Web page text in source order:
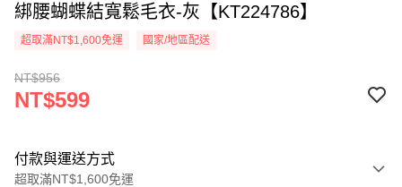
綁腰蝴蝶結寬鬆毛衣-灰【KT224786】
超取滿NT$1,600免運 國家/地區配送
NT$956
NT$599
付款與運送方式
超取滿NT$1,600免運